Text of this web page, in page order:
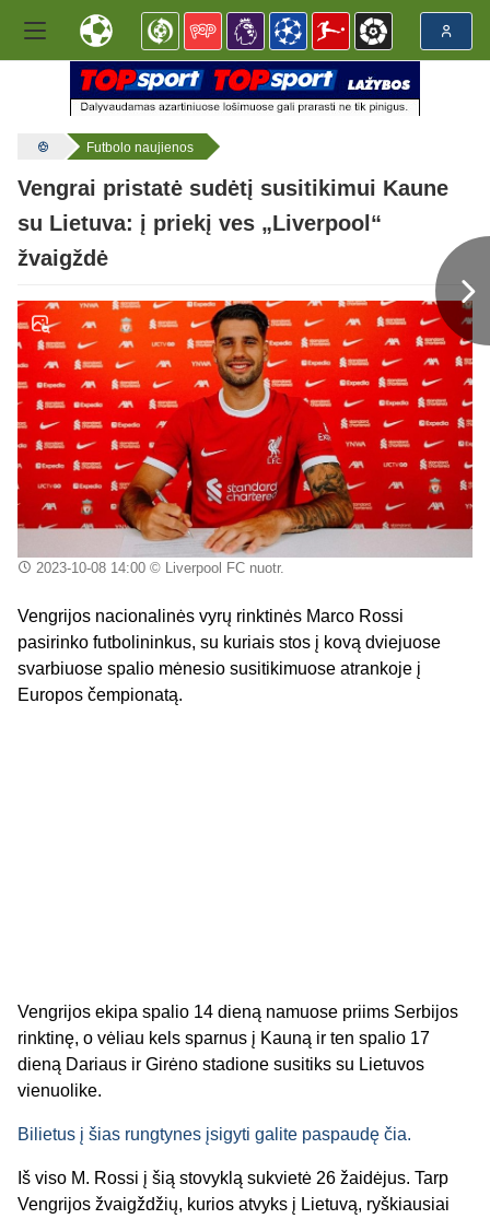
Futbolo naujienos
Vengrai pristatė sudėtį susitikimui Kaune
su Lietuva: į priekį ves „Liverpool“
žvaigždė
2023-10-08 14:00© Liverpool FC nuotr.
Vengrijos nacionalinės vyrų rinktinės Marco Rossi
pasirinko futbolininkus, su kuriais stos į kovą dviejuose
svarbiuose spalio mėnesio susitikimuose atrankoje į
Europos čempionatą.
Vengrijos ekipa spalio 14 dieną namuose priims Serbijos
rinktinę, o vėliau kels sparnus į Kauną ir ten spalio 17
dieną Dariaus ir Girėno stadione susitiks su Lietuvos
vienuolike.
Bilietus į šias rungtynes įsigyti galite paspaudę čia.
Iš viso M. Rossi į šią stovyklą sukvietė 26 žaidėjus. Tarp
Vengrijos žvaigždžių, kurios atvyks į Lietuvą, ryškiausiai